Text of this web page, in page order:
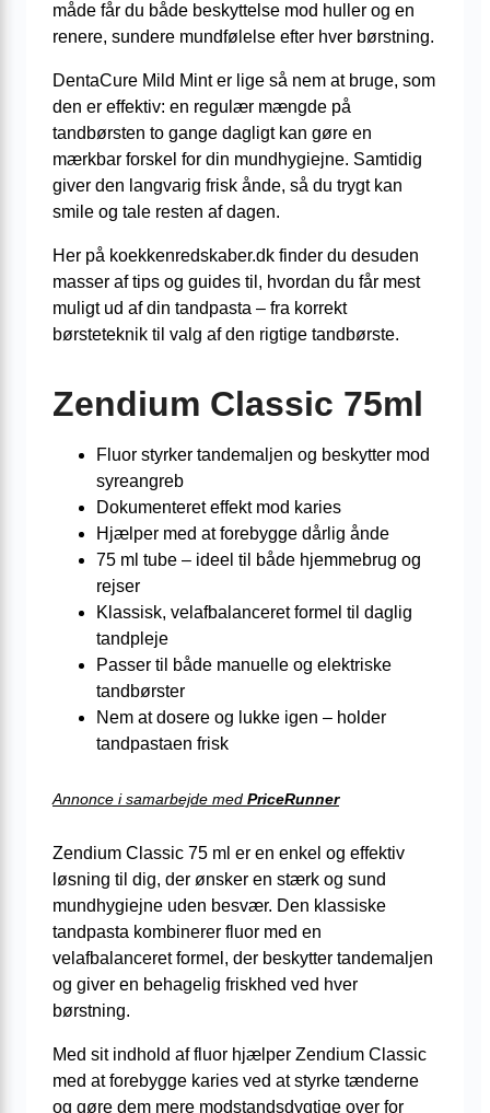
måde får du både beskyttelse mod huller og en
renere, sundere mundfølelse efter hver børstning.
DentaCure Mild Mint er lige så nem at bruge, som
den er effektiv: en regulær mængde på
tandbørsten to gange dagligt kan gøre en
mærkbar forskel for din mundhygiejne. Samtidig
giver den langvarig frisk ånde, så du trygt kan
smile og tale resten af dagen.
Her på koekkenredskaber.dk finder du desuden
masser af tips og guides til, hvordan du får mest
muligt ud af din tandpasta – fra korrekt
børsteteknik til valg af den rigtige tandbørste.
Zendium Classic 75ml
Fluor styrker tandemaljen og beskytter mod
syreangreb
Dokumenteret effekt mod karies
Hjælper med at forebygge dårlig ånde
75 ml tube – ideel til både hjemmebrug og
rejser
Klassisk, velafbalanceret formel til daglig
tandpleje
Passer til både manuelle og elektriske
tandbørster
Nem at dosere og lukke igen – holder
tandpastaen frisk
Annonce i samarbejde med PriceRunner
Zendium Classic 75 ml er en enkel og effektiv
løsning til dig, der ønsker en stærk og sund
mundhygiejne uden besvær. Den klassiske
tandpasta kombinerer fluor med en
velafbalanceret formel, der beskytter tandemaljen
og giver en behagelig friskhed ved hver
børstning.
Med sit indhold af fluor hjælper Zendium Classic
med at forebygge karies ved at styrke tænderne
og gøre dem mere modstandsdygtige over for